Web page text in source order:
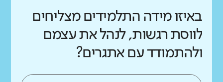
באיזו מידה התלמידים מצליחים
לווסת רגשות, לנהל את עצמם
ולהתמודד עם אתגרים?